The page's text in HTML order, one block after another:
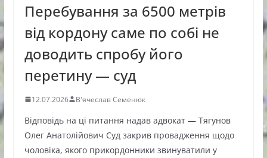
Перебування за 6500 метрів
від кордону саме по собі не
доводить спробу його
перетину — суд
12.07.2026 В'ячеслав Семенюк
Відповідь на ці питання надав адвокат — Тягунов
Олег Анатолійович Суд закрив провадження щодо
чоловіка, якого прикордонники звинуватили у